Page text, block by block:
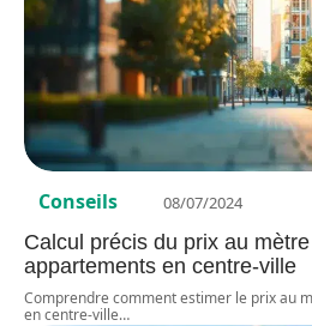
Conseils 08/07/2024
Calcul précis du prix au
appartements en centre-ville
Comprendre comment estimer le prix au
en centre-ville…